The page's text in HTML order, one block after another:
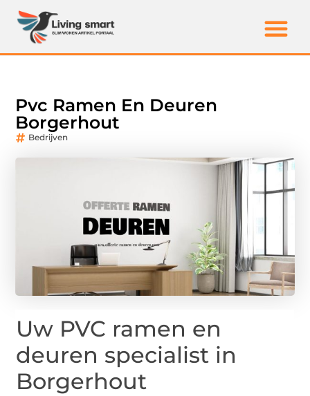
Pvc Ramen En Deuren
Borgerhout
Bedrijven
Uw PVC ramen en
deuren specialist in
Borgerhout